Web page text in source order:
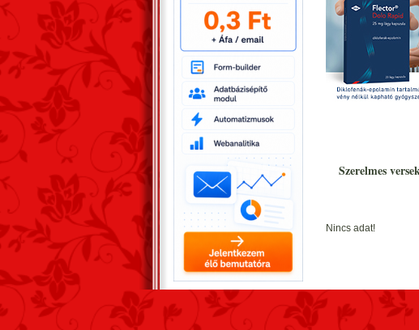
Szerelmes
Nincs adat!